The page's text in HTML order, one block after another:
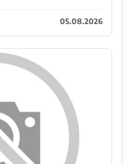
70+ Un...05.08.2026